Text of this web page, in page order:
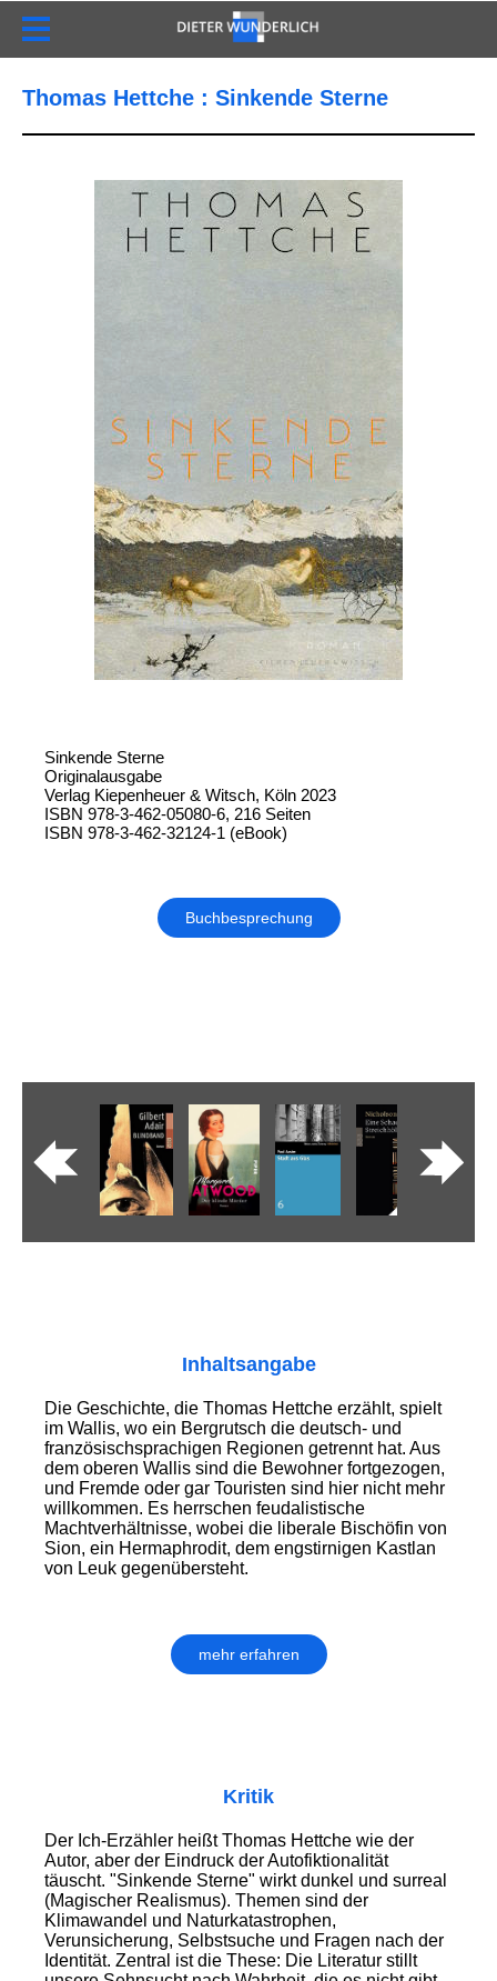
Thomas Hettche : Sinkende Sterne
Sinkende Sterne
Originalausgabe
Verlag Kiepenheuer & Witsch, Köln 2023
ISBN 978-3-462-05080-6, 216 Seiten
ISBN 978-3-462-32124-1 (eBook)
Buchbesprechung
Inhaltsangabe
Die Geschichte, die Thomas Hettche erzählt, spielt
im Wallis, wo ein Bergrutsch die deutsch- und
französischsprachigen Regionen getrennt hat. Aus
dem oberen Wallis sind die Bewohner fortgezogen,
und Fremde oder gar Touristen sind hier nicht mehr
willkommen. Es herrschen feudalistische
Machtverhältnisse, wobei die liberale Bischöfin von
Sion, ein Hermaphrodit, dem engstirnigen Kastlan
von Leuk gegenübersteht.
mehr erfahren
Kritik
Der Ich-Erzähler heißt Thomas Hettche wie der
Autor, aber der Eindruck der Autofiktionalität
täuscht. "Sinkende Sterne" wirkt dunkel und surreal
(Magischer Realismus). Themen sind der
Klimawandel und Naturkatastrophen,
Verunsicherung, Selbstsuche und Fragen nach der
Identität. Zentral ist die These: Die Literatur stillt